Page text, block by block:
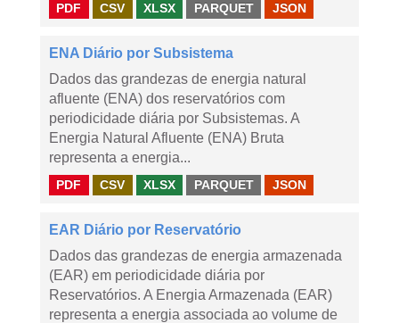
PDF CSV XLSX PARQUET JSON
ENA Diário por Subsistema
Dados das grandezas de energia natural
afluente (ENA) dos reservatórios com
periodicidade diária por Subsistemas. A
Energia Natural Afluente (ENA) Bruta
representa a energia...
PDF CSV XLSX PARQUET JSON
EAR Diário por Reservatório
Dados das grandezas de energia armazenada
(EAR) em periodicidade diária por
Reservatórios. A Energia Armazenada (EAR)
representa a energia associada ao volume de